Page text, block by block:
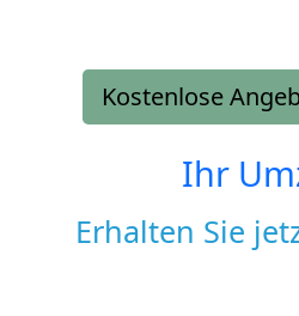
Kostenlose
Ihr
Erhalten Sie